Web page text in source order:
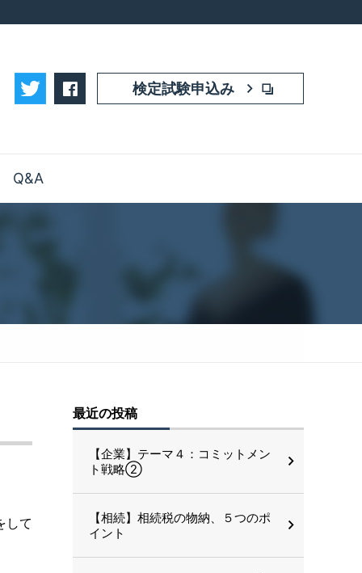
検定試験申込み
Q&A
facebook
して
最近の投稿
【企業】テーマ４：コミットメン
ト戦略②
【相続】相続税の物納、５つのポ
イント